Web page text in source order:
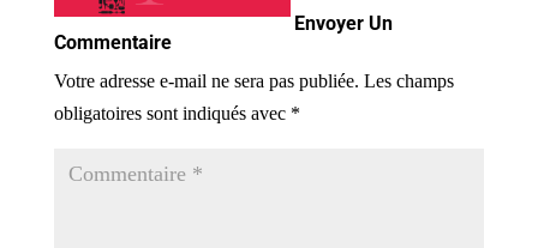
Envoyer Un
Commentaire
Votre adresse e-mail ne sera pas publiée. Les champs
obligatoires sont indiqués avec *